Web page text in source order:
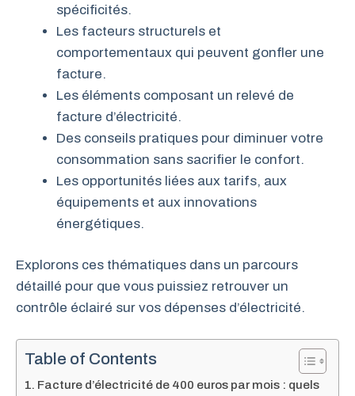
spécificités.
Les facteurs structurels et
comportementaux qui peuvent gonfler une
facture.
Les éléments composant un relevé de
facture d’électricité.
Des conseils pratiques pour diminuer votre
consommation sans sacrifier le confort.
Les opportunités liées aux tarifs, aux
équipements et aux innovations
énergétiques.
Explorons ces thématiques dans un parcours
détaillé pour que vous puissiez retrouver un
contrôle éclairé sur vos dépenses d’électricité.
Table of Contents
Facture d’électricité de 400 euros par mois : quels